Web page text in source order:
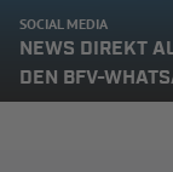
SOCIAL MEDIA
NEWS DIREKT
DEN BFV-